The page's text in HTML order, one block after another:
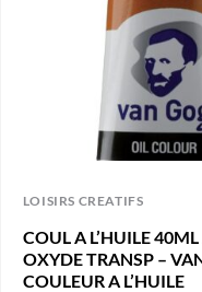
LOISIRS CREATIFS
COUL A L’HUILE
OXYDE TRANSP –
COULEUR A L’HUILE